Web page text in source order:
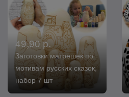
49,90 р.
Заготовки матрешек по
мотивам русских сказок,
набор 7 шт